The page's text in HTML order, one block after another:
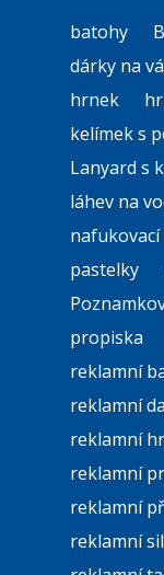
batohy
dárky na
hrnek
kelímek s
Lanyard s
láhev na
nafukovací
pastelky
propiska
reklamní
reklamní
reklamní
reklamní
reklamní
reklamní